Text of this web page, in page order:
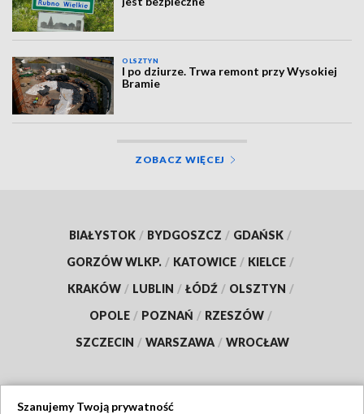
OLSZTYN
I po dziurze. Trwa remont przy Wysokiej
Bramie
ZOBACZ WIĘCEJ
BIAŁYSTOK / BYDGOSZCZ / GDAŃSK /
GORZÓW WLKP. / KATOWICE / KIELCE /
KRAKÓW / LUBLIN / ŁÓDŹ / OLSZTYN /
OPOLE / POZNAŃ / RZESZÓW /
SZCZECIN / WARSZAWA / WROCŁAW
Szanujemy Twoją prywatność